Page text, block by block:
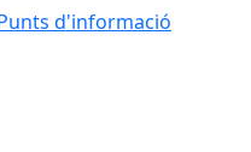
d'informació